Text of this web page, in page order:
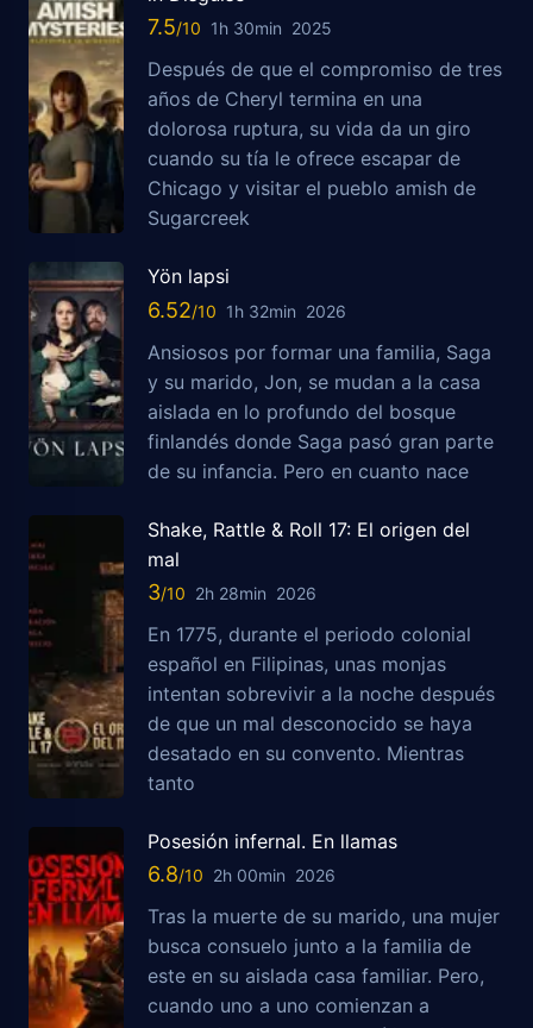
7.5 1h 30min 2025
Después de que el compromiso de tres
años de Cheryl termina en una
dolorosa ruptura, su vida da un giro
cuando su tía le ofrece escapar de
Chicago y visitar el pueblo amish de
Sugarcreek
Yön lapsi
6.52 1h 32min 2026
Ansiosos por formar una familia, Saga
y su marido, Jon, se mudan a la casa
aislada en lo profundo del bosque
finlandés donde Saga pasó gran parte
de su infancia. Pero en cuanto nace
Shake, Rattle & Roll 17: El origen del
mal
3 2h 28min 2026
En 1775, durante el periodo colonial
español en Filipinas, unas monjas
intentan sobrevivir a la noche después
de que un mal desconocido se haya
desatado en su convento. Mientras
tanto
Posesión infernal. En llamas
6.8 2h 00min 2026
Tras la muerte de su marido, una mujer
busca consuelo junto a la familia de
este en su aislada casa familiar. Pero,
cuando uno a uno comienzan a